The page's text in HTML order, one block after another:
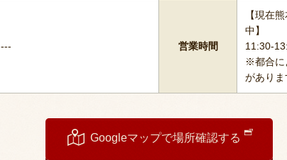
--- 営業時間
【現在
中】
11:30-
※都合に
がありま
Googleマップで場所確認する